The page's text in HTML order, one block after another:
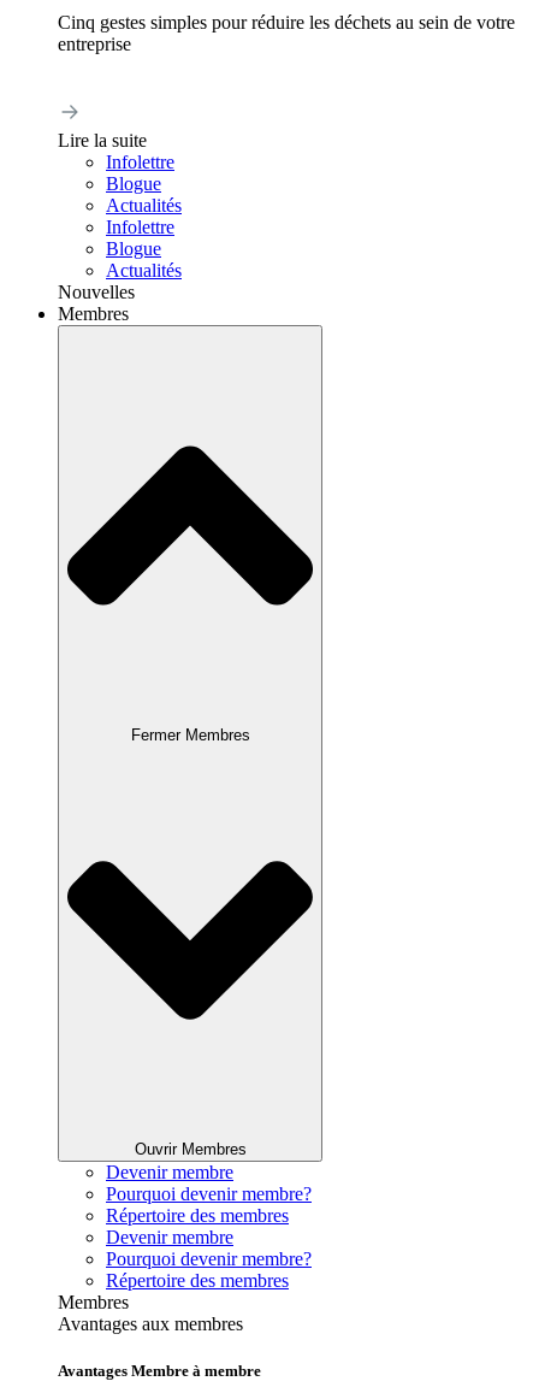
Cinq gestes simples pour réduire les déchets au sein de votre
entreprise
Lire la suite
Infolettre
Blogue
Actualités
Infolettre
Blogue
Actualités
Nouvelles
Membres
Fermer Membres
Ouvrir Membres
Devenir membre
Pourquoi devenir membre?
Répertoire des membres
Devenir membre
Pourquoi devenir membre?
Répertoire des membres
Membres
Avantages aux membres
Avantages Membre à membre